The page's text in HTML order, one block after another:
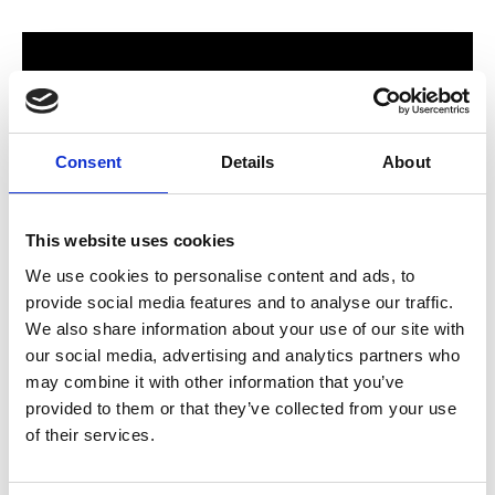
Consent Details About
This website uses cookies
We use cookies to personalise content and ads, to
provide social media features and to analyse our traffic.
We also share information about your use of our site with
our social media, advertising and analytics partners who
may combine it with other information that you’ve
provided to them or that they’ve collected from your use
of their services.
För hela familjen
2024 stod Varbergs nya butik och bygglagar klart. Förmodligen
ett av Sveriges mest välsorterade byggvaruhus som välkomnar
både dig som konsument och proffskund. Varbergs Trä har allt